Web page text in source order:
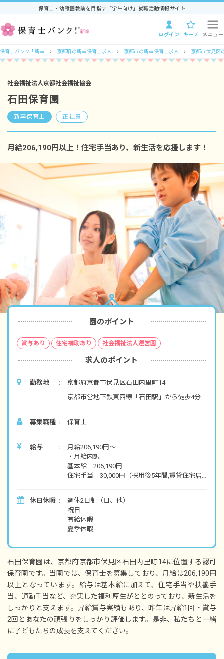
保育士・幼稚園教諭を目指す「学生向け」就職活動情報サイト
ログイン キープ メニュー
保育士バンク！新卒 京都府の新卒保育士求人 京都市の新卒保育士求人 京都市伏見区
社会福祉法人京都社会福祉協会
石田保育園
新卒保育士 正社員
月給206,190円以上！住宅手当あり、新生活を応援します！
園のポイント
賞与あり 住宅補助あり 社会福祉法人運営園
求人のポイント
勤務地
京都府京都市伏見区石田内里町14
京都市営地下鉄東西線「石田駅」から徒歩4分
募集職種 保育士
給与
月給206,190円～
・月給内訳
基本給 206,190円
住宅手当 30,000円（採用後5年間,賃貸住宅居
扶養手当 3,000円（配偶者以外2人まで）
扶養手当 1,000円（その他）
通勤手当 50,000円
※試用期間あり
休日休暇
週休2日制（日、他）
祝日
有給休暇
夏季休暇
石田保育園は、京都府京都市伏見区石田内里町14に位置する認可
保育園です。当園では、保育士を募集しており、月給は206,190円
以上となっています。給与は基本給に加えて、住宅手当や扶養手
当、通勤手当など、充実した福利厚生がととのっており、新生活を
しっかりと支えます。昇給賞与実績もあり、昨年は昇給1回・賞与
2回とあなたの頑張りをしっかり評価します。是非、私たちと一緒
に子どもたちの成長を支えてください。